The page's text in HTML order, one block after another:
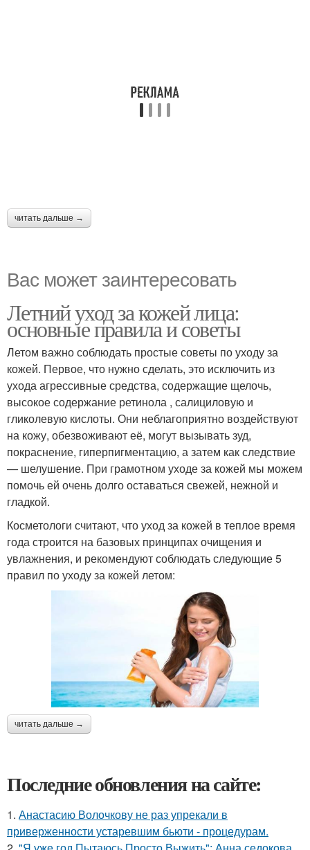
читать дальше →
Вас может заинтересовать
Летний уход за кожей лица:
основные правила и советы
Летом важно соблюдать простые советы по уходу за
кожей. Первое, что нужно сделать, это исключить из
ухода агрессивные средства, содержащие щелочь,
высокое содержание ретинола , салициловую и
гликолевую кислоты. Они неблагоприятно воздействуют
на кожу, обезвоживают её, могут вызывать зуд,
покраснение, гиперпигментацию, а затем как следствие
— шелушение. При грамотном уходе за кожей мы можем
помочь ей очень долго оставаться свежей, нежной и
гладкой.
Косметологи считают, что уход за кожей в теплое время
года строится на базовых принципах очищения и
увлажнения, и рекомендуют соблюдать следующие 5
правил по уходу за кожей летом:
читать дальше →
Последние обновления на сайте:
1. Анастасию Волочкову не раз упрекали в
приверженности устаревшим бьюти - процедурам.